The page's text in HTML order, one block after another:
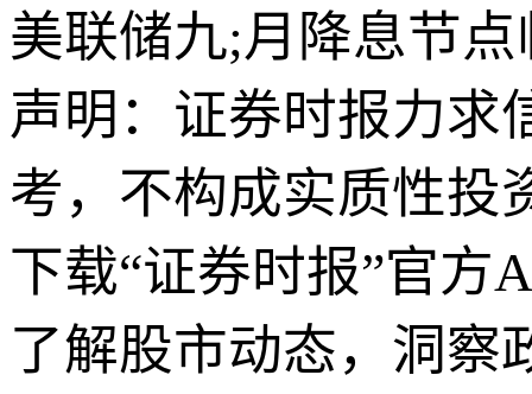
美联储九;月降息节
声明：证券时报力求
考，不构成实质性投
下载“证券时报”官方
了解股市动态，洞察